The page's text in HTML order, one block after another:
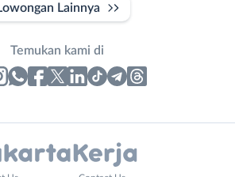
Lainnya
Temukan kami di